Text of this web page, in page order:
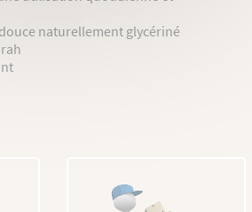
naturellement glycériné